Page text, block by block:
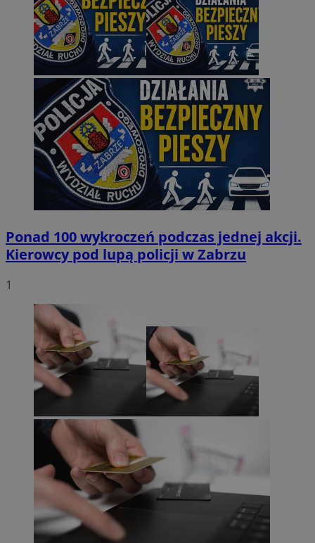
Ponad 100 wykroczeń podczas jednej akcji.
Kierowcy pod lupą policji w Zabrzu
1